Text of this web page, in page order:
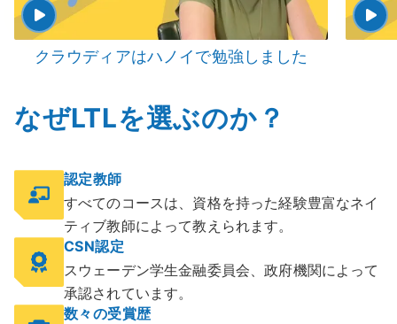
クラウディアはハノイで勉強しました
なぜLTLを選ぶのか？
認定教師
すべてのコースは、資格を持った経験豊富なネイ
ティブ教師によって教えられます。
CSN認定
スウェーデン学生金融委員会、政府機関によって
承認されています。
数々の受賞歴